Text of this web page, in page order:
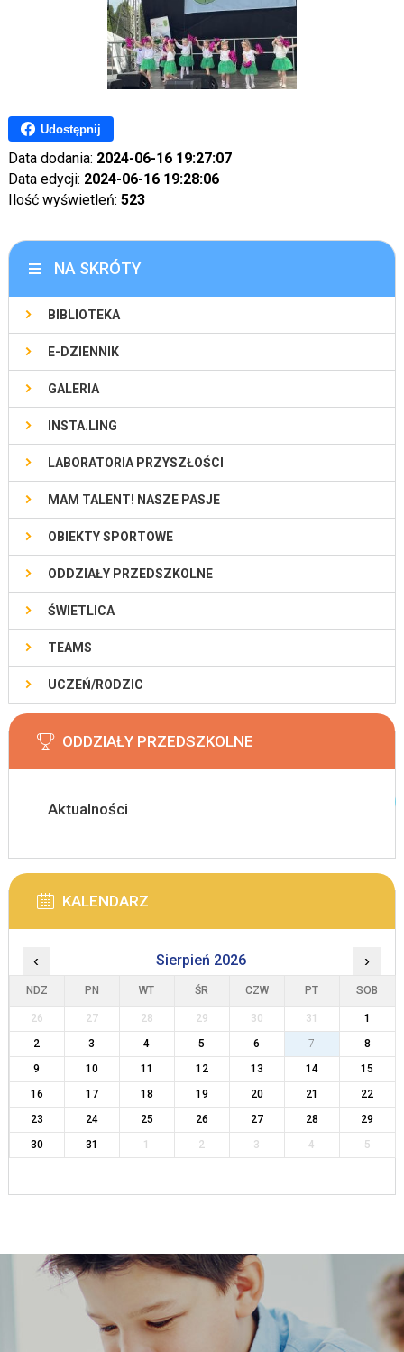
Udostępnij
Data dodania: 2024-06-16 19:27:07
Data edycji: 2024-06-16 19:28:06
Ilość wyświetleń: 523
NA SKRÓTY
BIBLIOTEKA
E-DZIENNIK
GALERIA
INSTA.LING
LABORATORIA PRZYSZŁOŚCI
MAM TALENT! NASZE PASJE
OBIEKTY SPORTOWE
ODDZIAŁY PRZEDSZKOLNE
ŚWIETLICA
TEAMS
UCZEŃ/RODZIC
ODDZIAŁY PRZEDSZKOLNE
Aktualności
KALENDARZ
‹ Sierpień 2026 ›
NDZ PN WT ŚR CZW PT SOB
26 27 28 29 30 31
1
2
3 4 5 6 7
8
9
10 11 12 13 14
15
16
17 18 19 20 21
22
23
24 25 26 27 28
29
30
31 1 2 3 4 5